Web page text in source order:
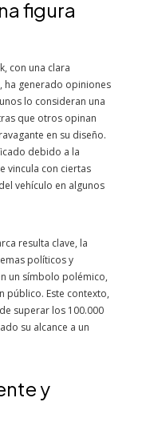
figura
con una clara
ha generado opiniones
lo consideran una
que otros opinan
en su diseño.
debido a la
vincula con ciertas
vehículo en algunos
resulta clave, la
políticos y
un símbolo polémico,
público. Este contexto,
superar los 100.000
su alcance a un
y